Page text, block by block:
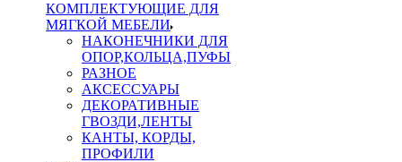
КОМПЛЕКТУЮЩИЕ ДЛЯ
МЯГКОЙ МЕБЕЛИ
НАКОНЕЧНИКИ ДЛЯ
ОПОР,КОЛЬЦА,ПУФЫ
РАЗНОЕ
АКСЕССУАРЫ
ДЕКОРАТИВНЫЕ
ГВОЗДИ,ЛЕНТЫ
КАНТЫ, КОРДЫ,
ПРОФИЛИ